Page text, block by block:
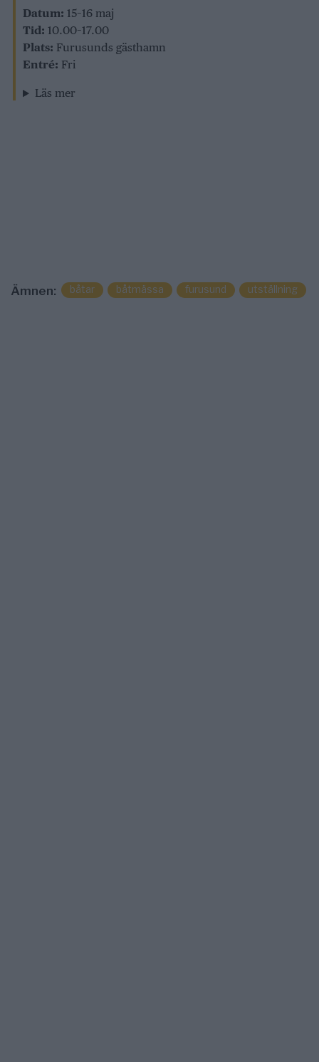
Datum: 15–16 maj
Tid: 10.00–17.00
Plats: Furusunds gästhamn
Entré: Fri
Läs mer
Ämnen: båtar båtmässa furusund utställning